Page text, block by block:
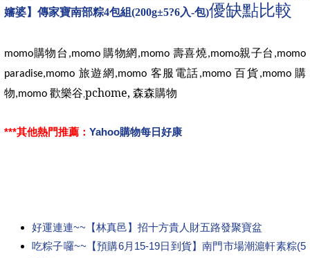
嬸婆】傳家寶南部粽4包組(200g±5?6入-包)優缺點比較
momo購物台 ,momo購物網,momo 壽喜燒,momo親子台 ,momo
paradise,momo 旅遊網,momo 客服電話,momo 百貨,momo購
物,momo 歡樂谷pchome, 森森購物
***其他熱門推薦： Yahoo購物每日好康
好運連連~~【林真邑】招十方貴人財五路發聚寶盆
吃粽子囉~~【預購6月15-19日到貨】南門市場潮滬軒素粽(5